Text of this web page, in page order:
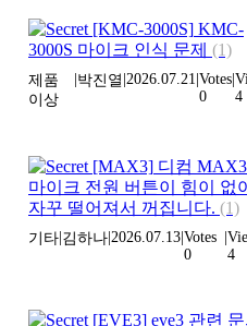
[KMC-3000S] KMC-
3000S 마이크 인식 문제 (1)
제품
이상
박진열 2026.07.21 Votes
0
4
[MAX3] 디컴 MAX3
마이크 전원 버튼이 힘이 없
자꾸 떨어져서 꺼집니다. (1)
기타 김하나 2026.07.13 Votes
0
|
4
[EVE3] eve3 관련